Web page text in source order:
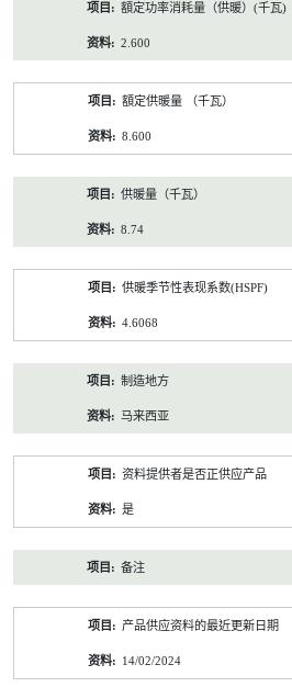
額定功率消耗量（供暖）(千瓦)
2.600
額定供暖量 （千瓦）
8.600
供暖量（千瓦）
8.74
供暖季节性表现系数(HSPF)
4.6068
制造地方
马来西亚
资料提供者是否正供应产品
是
备注
产品供应资料的最近更新日期
14/02/2024